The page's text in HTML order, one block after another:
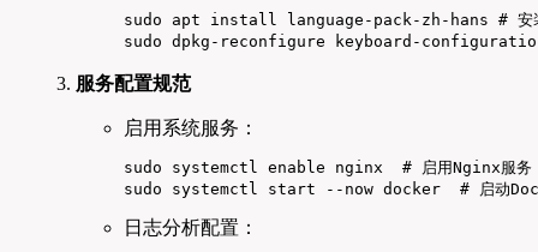
sudo apt install language-pack-zh-hans # 安装
sudo dpkg-reconfigure keyboard-configuration
服务配置规范
启用系统服务：
sudo systemctl enable nginx  # 启用Nginx服务
sudo systemctl start --now docker  # 启动
日志分析配置：